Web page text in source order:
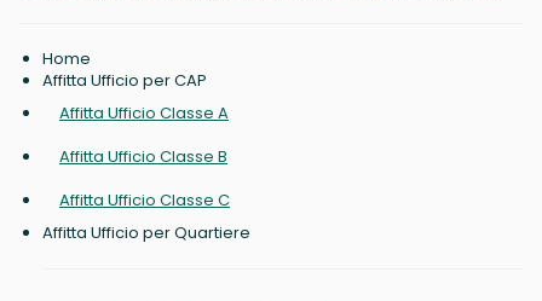
Home
Affitta Ufficio per CAP
Affitta Ufficio Classe A
Affitta Ufficio Classe B
Affitta Ufficio Classe C
Affitta Ufficio per Quartiere